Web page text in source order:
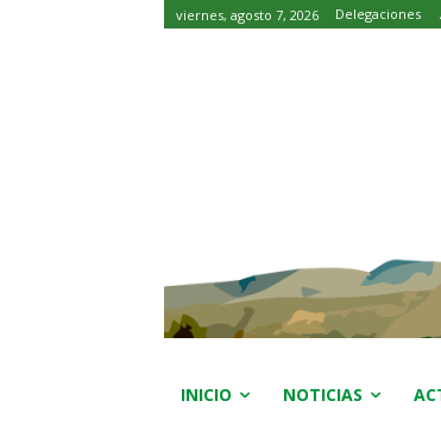
viernes, agosto 7, 2026 Delegaciones
INICIO NOTICIAS